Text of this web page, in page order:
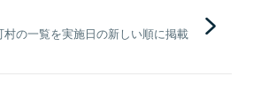
の一覧を実施日の新しい順に掲載